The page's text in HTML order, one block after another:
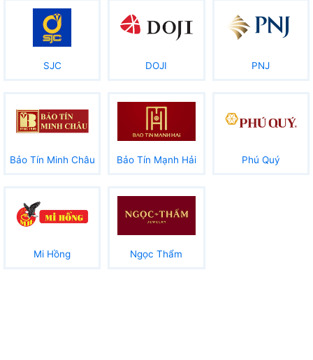
SJC DOJI PNJ
Bảo Tín Minh Châu Bảo Tín Mạnh Hải Phú Quý
Mi Hồng Ngọc Thẩm